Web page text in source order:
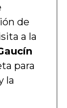
de
a la
para
la